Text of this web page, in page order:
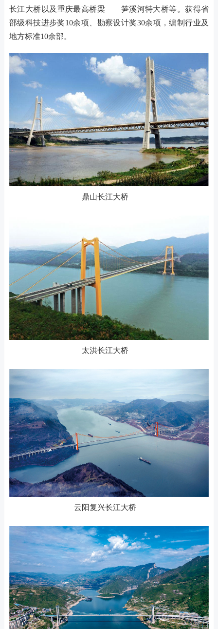
长江大桥以及重庆最高桥梁——笋溪河特大桥等。获得省
部级科技进步奖10余项、勘察设计奖30余项，编制行业及
地方标准10余部。
鼎山长江大桥
太洪长江大桥
云阳复兴长江大桥